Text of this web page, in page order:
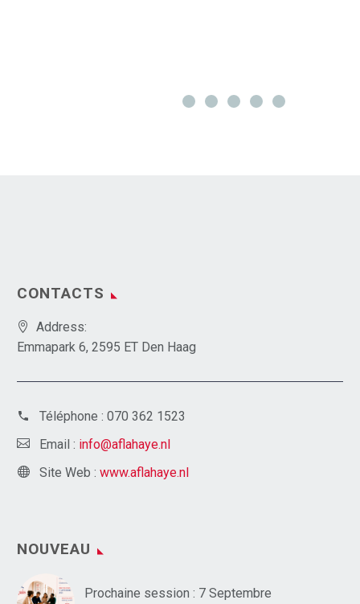
CONTACTS
Address:
Emmapark 6, 2595 ET Den Haag
Téléphone : 070 362 1523
Email : info@aflahaye.nl
Site Web : www.aflahaye.nl
NOUVEAU
Prochaine session : 7 Septembre